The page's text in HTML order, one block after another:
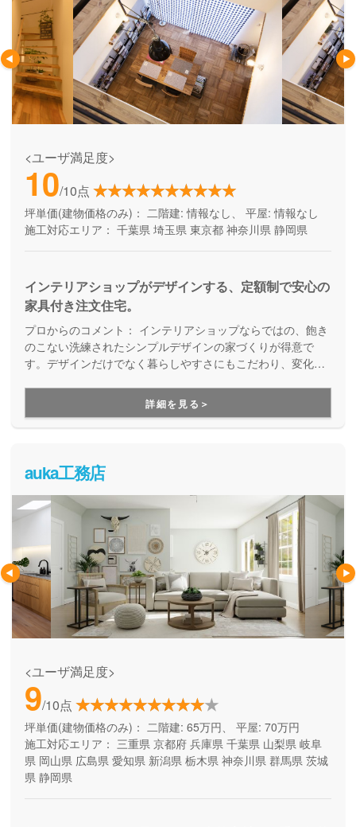
<ユーザ満足度>
10/10点
坪単価(建物価格のみ)： 二階建: 情報なし、 平屋: 情報なし
施工対応エリア： 千葉県 埼玉県 東京都 神奈川県 静岡県
インテリアショップがデザインする、定額制で安心の
家具付き注文住宅。
プロからのコメント： インテリアショップならではの、飽き
のこない洗練されたシンプルデザインの家づくりが得意で
す。デザインだけでなく暮らしやすさにもこだわり、変化し
心設計」を提案してくれます。
詳細を見る＞
auka工務店
<ユーザ満足度>
9/10点
坪単価(建物価格のみ)： 二階建: 65万円、 平屋: 70万円
施工対応エリア： 三重県 京都府 兵庫県 千葉県 山梨県 岐阜
県 岡山県 広島県 愛知県 新潟県 栃木県 神奈川県 群馬県 茨城
県 静岡県